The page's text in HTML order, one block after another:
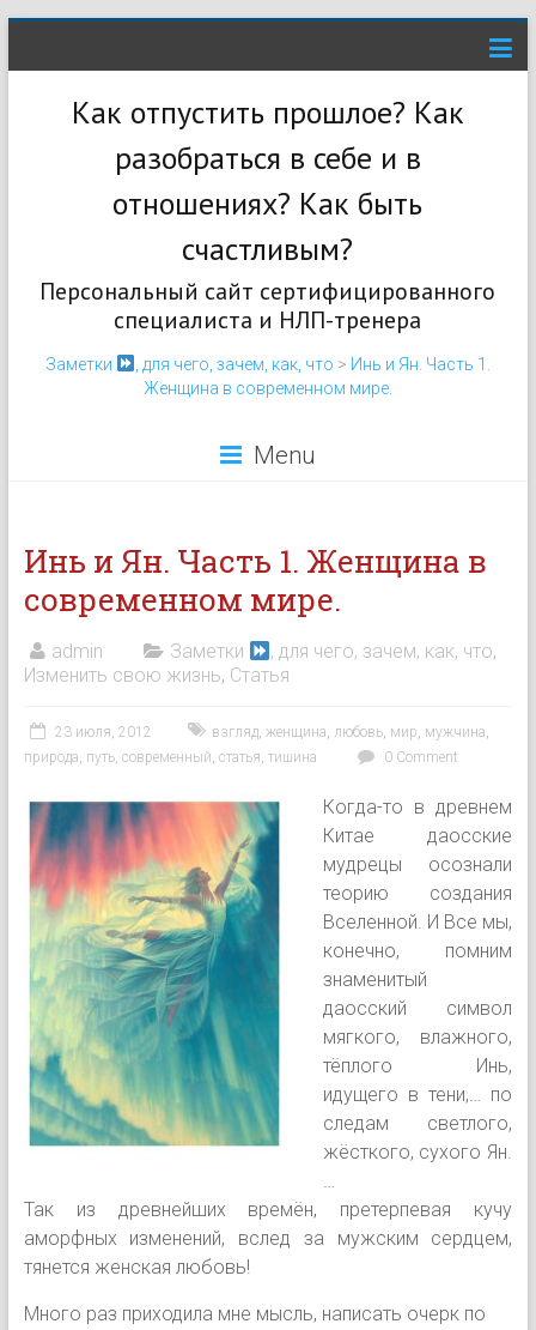
Как отпустить прошлое? Как
разобраться в себе и в
отношениях? Как быть
счастливым?
Персональный сайт сертифицированного
специалиста и НЛП-тренера
Заметки , для чего, зачем, как, что > Инь и Ян. Часть 1.
Женщина в современном мире.
Menu
Инь и Ян. Часть 1. Женщина в
современном мире.
admin Заметки , для чего, зачем, как, что,
Изменить свою жизнь, Статья
23 июля, 2012 взгляд, женщина, любовь, мир, мужчина,
природа, путь, современный, статья, тишина 0 Comment
Когда-то в древнем
Китае даосские
мудрецы осознали
теорию создания
Вселенной. И Все мы,
конечно, помним
знаменитый
даосский символ
мягкого, влажного,
тёплого Инь,
идущего в тени,… по
следам светлого,
жёсткого, сухого Ян.
…
Так из древнейших времён, претерпевая кучу
аморфных изменений, вслед за мужским сердцем,
тянется женская любовь!
Много раз приходила мне мысль, написать очерк по